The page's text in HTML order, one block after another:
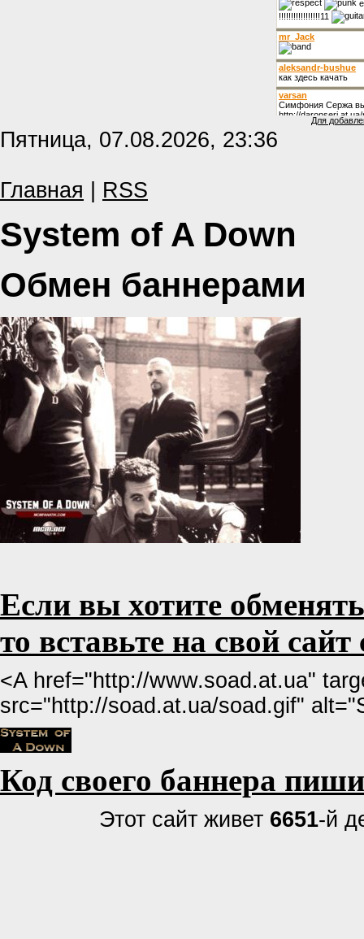
Для
Пятница, 07.08.2026, 23:36
Главная RSS
System of A Down
Обмен баннерами
Если вы хотите
то вставьте на свой
<A href="http://www.soad.at.ua"
src="http://soad.at.ua/soad.gif"
Код своего баннера
Этот сайт живет 6651-й